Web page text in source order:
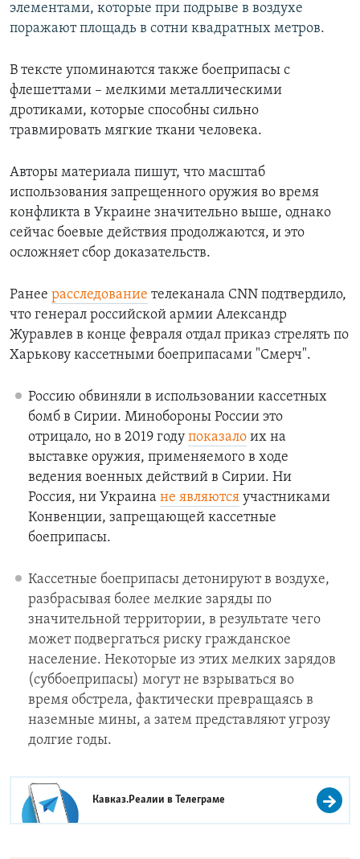
элементами, которые при подрыве в воздухе
поражают площадь в сотни квадратных метров.
В тексте упоминаются также боеприпасы с
флешеттами – мелкими металлическими
дротиками, которые способны сильно
травмировать мягкие ткани человека.
Авторы материала пишут, что масштаб
использования запрещенного оружия во время
конфликта в Украине значительно выше, однако
сейчас боевые действия продолжаются, и это
осложняет сбор доказательств.
Ранее расследование телеканала CNN подтвердило,
что генерал российской армии Александр
Журавлев в конце февраля отдал приказ стрелять по
Харькову кассетными боеприпасами "Смерч".
Россию обвиняли в использовании кассетных
бомб в Сирии. Минобороны России это
отрицало, но в 2019 году показалоих на
выставке оружия, применяемого в ходе
ведения военных действий в Сирии. Ни
Россия, ни Украина не являютсяучастниками
Конвенции, запрещающей кассетные
боеприпасы.
Кассетные боеприпасы детонируют в воздухе,
разбрасывая более мелкие заряды по
значительной территории, в результате чего
может подвергаться риску гражданское
население. Некоторые из этих мелких зарядов
(суббоеприпасы) могут не взрываться во
время обстрела, фактически превращаясь в
наземные мины, а затем представляют угрозу
долгие годы.
Кавказ.Реалии вТелеграме